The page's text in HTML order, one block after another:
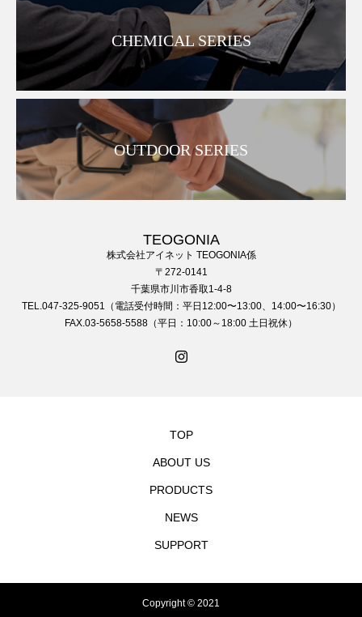
CHEMICAL SERIES
OUTDOOR SERIES
TEOGONIA
株式会社アイネット TEOGONIA係
〒272-0141
千葉県市川市香取1-4-8
TEL.047-325-9051（電話受付時間：平日12:00〜13:00、14:00〜16:30）
FAX.03-5658-5588（平日：10:00～18:00 土日祝休）
TOP
ABOUT US
PRODUCTS
NEWS
SUPPORT
Copyright © 2021